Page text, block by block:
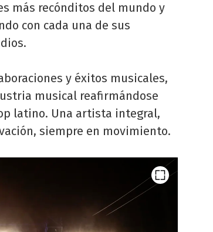
más recónditos del mundo y
con cada una de sus
y éxitos musicales,
musical reafirmándose
latino. Una artista integral,
siempre en movimiento.